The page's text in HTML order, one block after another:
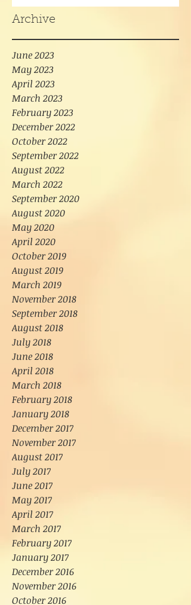
Archive
June 2023
May 2023
April 2023
March 2023
February 2023
December 2022
October 2022
September 2022
August 2022
March 2022
September 2020
August 2020
May 2020
April 2020
October 2019
August 2019
March 2019
November 2018
September 2018
August 2018
July 2018
June 2018
April 2018
March 2018
February 2018
January 2018
December 2017
November 2017
August 2017
July 2017
June 2017
May 2017
April 2017
March 2017
February 2017
January 2017
December 2016
November 2016
October 2016